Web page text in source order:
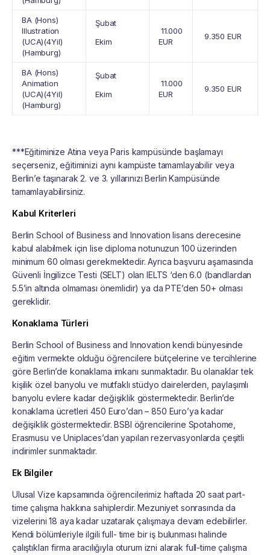
BA (Hons)
Illustration
(UCA)(4Yil)
(Hamburg)
Şubat
Ekim
11.000
EUR
9.350 EUR
BA (Hons)
Animation
(UCA)(4Yil)
(Hamburg)
Şubat
Ekim
11.000
EUR
9.350 EUR
***Eğitiminize Atina veya Paris kampüsünde başlamayı
seçerseniz, eğitiminizi aynı kampüste tamamlayabilir veya
Berlin’e taşınarak 2. ve 3. yıllarınızı Berlin Kampüsünde
tamamlayabilirsiniz.
Kabul Kriterleri
Berlin School of Business and Innovation lisans derecesine
kabul alabilmek için lise diploma notunuzun 100 üzerinden
minimum 60 olması gerekmektedir. Ayrıca başvuru aşamasında
Güvenli İngilizce Testi (SELT) olan IELTS ‘den 6.0 (bandlardan
5.5’in altında olmaması önemlidir) ya da PTE’den 50+ olması
gereklidir.
Konaklama Türleri
Berlin School of Business and Innovation kendi bünyesinde
eğitim vermekte olduğu öğrencilere bütçelerine ve tercihlerine
göre Berlin’de konaklama imkanı sunmaktadır. Bu olanaklar tek
kişilik özel banyolu ve mutfaklı stüdyo dairelerden, paylaşımlı
banyolu evlere kadar değişiklik göstermektedir. Berlin’de
konaklama ücretleri 450 Euro’dan – 850 Euro’ya kadar
değişiklik göstermektedir. BSBI öğrencilerine Spotahome,
Erasmusu ve Uniplaces’dan yapılan rezervasyonlarda çeşitli
indirimler sunmaktadır.
Ek Bilgiler
Ulusal Vize kapsamında öğrencilerimiz haftada 20 saat part-
time çalışma hakkına sahiplerdir. Mezuniyet sonrasında da
vizelerini 18 aya kadar uzatarak çalışmaya devam edebilirler.
Kendi bölümleriyle ilgili full- time bir iş bulunması halinde
çalıştıkları firma aracılığıyla oturum izni alarak full-time çalışma